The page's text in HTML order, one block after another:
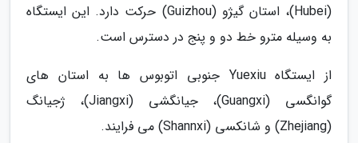
(Hubei)، استان گیژو (Guizhou) حرکت دارد. این ایستگاه
به وسیله مترو خط دو و پنج در دسترس است.
از ایستگاه Yuexiu جنوبی اتوبوس ها به استان های
گوانگسی (Guangxi)، جیانگشی (Jiangxi)، ژجیانگ
(Zhejiang) و شانکسی (Shannxi) می فرایند.